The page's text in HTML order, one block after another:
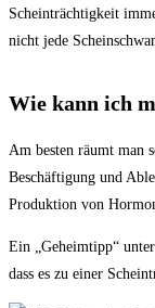
Scheinträchtigkeit
nicht jede
Wie kann ich
Am besten räumt man
Beschäftigung und
Produktion von
Ein „Geheimtipp“
dass es zu einer